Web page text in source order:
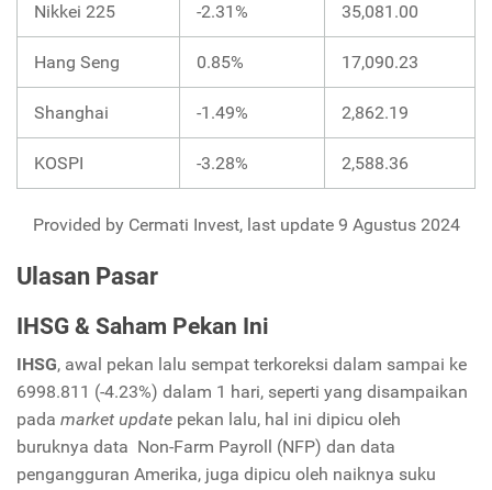
Nikkei 225 -2.31% 35,081.00
Hang Seng 0.85% 17,090.23
Shanghai -1.49% 2,862.19
KOSPI -3.28% 2,588.36
Provided by Cermati Invest, last update 9 Agustus 2024
Ulasan Pasar
IHSG & Saham Pekan Ini
IHSG, awal pekan lalu sempat terkoreksi dalam sampai ke
6998.811 (-4.23%) dalam 1 hari, seperti yang disampaikan
pada market update pekan lalu, hal ini dipicu oleh
buruknya data Non-Farm Payroll (NFP) dan data
pengangguran Amerika, juga dipicu oleh naiknya suku